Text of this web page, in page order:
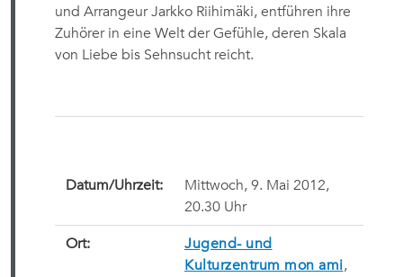
und Arrangeur Jarkko Riihimäki, entführen ihre
Zuhörer in eine Welt der Gefühle, deren Skala
von Liebe bis Sehnsucht reicht.
Datum/Uhrzeit:
Mittwoch, 9. Mai 2012,
20.30 Uhr
Ort:
Jugend- und
Kulturzentrum mon ami,